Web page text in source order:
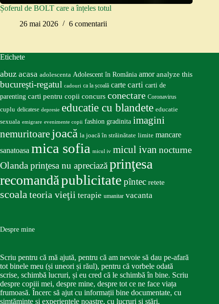
Șoferul de BOLT care a înțeles totul
26 mai 2026
6 comentarii
Etichete
abuz acasa adolescenta Adolescent în România amor analyze this
bucureşti-regatul cadouri ca la școală carte carti carti de
parenting carti pentru copii concurs conectare Coronavirus
cuplu delicatese depresie educatie cu blandete educatie
sexuala emigrare evenimente copii fashion gradinita imagini
nemuritoare joacă la joacă în străinătate limite mancare
sanatoasa mica sofia micul iv micul ivan nocturne
Olandaprinţesa nu apreciazăprinţesa
recomandăpublicitate pîntec retete
scoalateoria vieţii terapie umanitar vacanta
Despre mine
Scriu pentru că mă ajută, pentru că am nevoie să dau pe-afară
tot binele meu (și uneori și răul), pentru că vorbele odată
scrise, schimbă lucruri, și eu cred că le schimbă în bine. Scriu
despre copiii mei, despre mine, despre tot ce ne face viața
frumoasă. Încerc să ajut cu informații bine documentate, cu
simțăminte și experiențele noastre, cu lucruri și stări.